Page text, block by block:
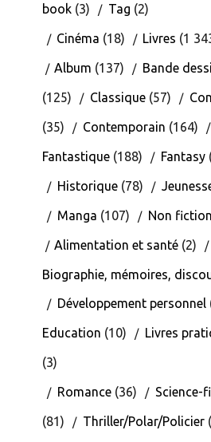
book(3) Tag (2)
Cinéma (18) Livres (1
Album (137) Bande
(125) Classique(57)
(35) Contemporain (164)
Fantastique(188) Fantasy
Historique(78)
Manga (107) Non fiction
Alimentation et santé(2)
Biographie, mémoires,
Développement personnel
Education (10) Livres
(3)
Romance(36) Science-
(81) Thriller/Polar/Policier